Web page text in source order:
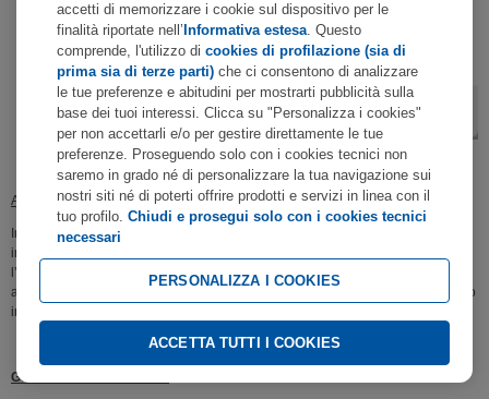
Attenzione!
In caso di esito “Beneficiario quasi corrispondente, non corrispondente o di
impossibilità da parte della banca del beneficiario di effettuare il controllo”,
l’autorizzazione del pagamento potrebbe comportare il rischio di un mancato
accredito del bonifico sul conto del beneficiario o di trasferire fondi ad un conto
intestato ad un beneficiario diverso dal nominativo indicato.
Gestione bonifici cartacei
accetti di memorizzare i cookie sul dispositivo per le
finalità riportate nell’ Informativa estesa. Questo
comprende, l'utilizzo di cookies di profilazione (sia di
prima sia di terze parti)che ci consentono di analizzare
le tue preferenze e abitudini per mostrarti pubblicità sulla
base dei tuoi interessi. Clicca su "Personalizza i cookies"
per non accettarli e/o per gestire direttamente le tue
preferenze. Proseguendo solo con i cookies tecnici non
saremo in grado né di personalizzare la tua navigazione sui
nostri siti né di poterti offrire prodotti e servizi in linea con il
tuo profilo. Chiudi e prosegui solo con i cookies tecnici
necessari
PERSONALIZZA I COOKIES
ACCETTA TUTTI I COOKIES